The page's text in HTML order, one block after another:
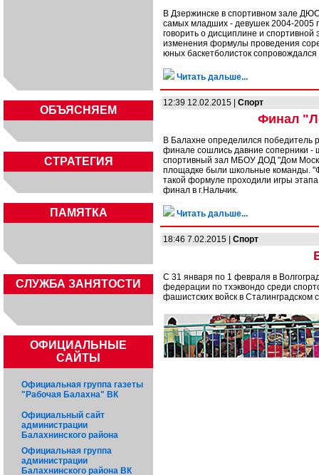
ОБЪЯСНЯЕМ
СТРАТЕГИЯ
ПАМЯТКА
CЛУЖБА ЗАНЯТОСТИ
ОФИЦИАЛЬНЫЕ
САЙТЫ
Официальная группа газеты
"Рабочая Балахна" ВК
Официальный сайт
администрации
Балахнинского района
Официальная группа
администрации
Балахнинского района ВК
В Дзержинске в спортивном зале
самых младших - девушек 2004-2005
говорить о дисциплине и
изменения формулы проведения
юных баскетболисток
Читать дальше...
12:39 12.02.2015 | Спорт
Финал
В Балахне определился победитель
финале сошлись давние соперники -
спортивный зал МБОУ ДОД "Дом
площадке были школьные команды.
такой формуле проходили игры
финал в г.Нальчик.
Читать дальше...
18:46 7.02.2015 | Спорт
С 31 января по 1 февраля в
федерации по тхэквондо среди
фашистских войск в Сталинградском